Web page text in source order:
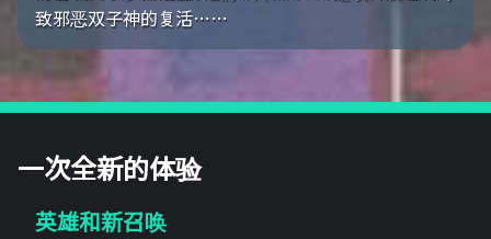
致邪恶双子神的复活……
一次全新的体验
英雄和新召唤